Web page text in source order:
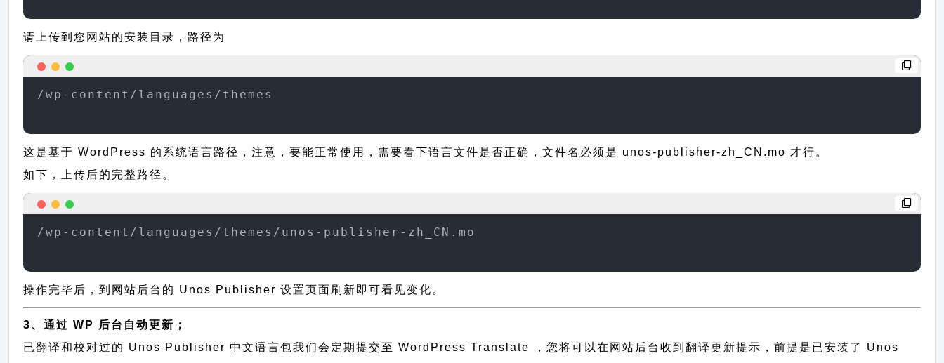
请上传到您网站的安装目录，路径为
/wp-content/languages/themes
这是基于 WordPress 的系统语言路径，注意，要能正常使用，需要看下语言文件是否正确，文件名必须是 unos-publisher-zh_CN.mo 才行。
如下，上传后的完整路径。
/wp-content/languages/themes/unos-publisher-zh_CN.mo
操作完毕后，到网站后台的 Unos Publisher 设置页面刷新即可看见变化。
3、通过 WP 后台自动更新；
已翻译和校对过的 Unos Publisher 中文语言包我们会定期提交至 WordPress Translate ，您将可以在网站后台收到翻译更新提示，前提是已安装了 Unos